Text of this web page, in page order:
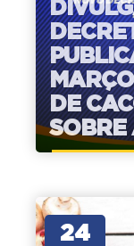
DE
SOBRE
24